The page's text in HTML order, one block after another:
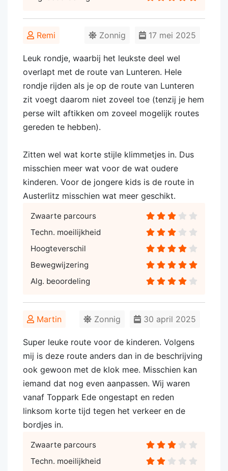
Remi 17 mei 2025
Zonnig
Leuk rondje, waarbij het leukste deel wel
overlapt met de route van Lunteren. Hele
rondje rijden als je op de route van Lunteren
zit voegt daarom niet zoveel toe (tenzij je hem
perse wilt aftikken om zoveel mogelijk routes
gereden te hebben).
Zitten wel wat korte stijle klimmetjes in. Dus
misschien meer wat voor de wat oudere
kinderen. Voor de jongere kids is de route in
Austerlitz misschien wat meer geschikt.
Zwaarte parcours
Techn. moeilijkheid
Hoogteverschil
Bewegwijzering
Alg. beoordeling
Martin 30 april 2025
Zonnig
Super leuke route voor de kinderen. Volgens
mij is deze route anders dan in de beschrijving
ook gewoon met de klok mee. Misschien kan
iemand dat nog even aanpassen. Wij waren
vanaf Toppark Ede ongestapt en reden
linksom korte tijd tegen het verkeer en de
bordjes in.
Zwaarte parcours
Techn. moeilijkheid